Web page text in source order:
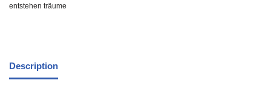
entstehen träume
Description